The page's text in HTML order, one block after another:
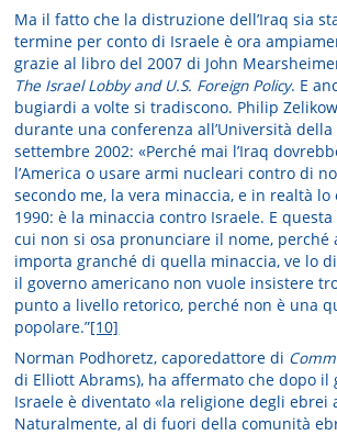
Ma il fatto che la distruzione dell’Iraq sia
termine per conto di Israele è ora
grazie al libro del 2007 di John
The Israel Lobby and U.S. Foreign Policy. E
bugiardi a volte si tradiscono. Philip
durante una conferenza all’Università
settembre 2002: «Perché mai l’Iraq
l’America o usare armi nucleari contro di
secondo me, la vera minaccia, e in realtà
1990: è la minaccia contro Israele. E
cui non si osa pronunciare il nome, perché
importa granché di quella minaccia, ve lo
il governo americano non vuole insistere
punto a livello retorico, perché non è una
popolare.”[10]
Norman Podhoretz, caporedattore di
di Elliott Abrams), ha affermato che dopo il
Israele è diventato «la religione degli ebrei
Naturalmente, al di fuori della comunità